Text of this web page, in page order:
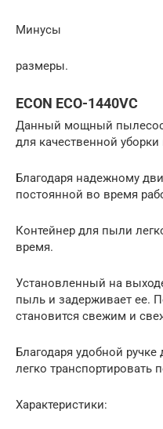
Минусы
размеры.
ECON ECO-1440VC
Данный мощный пылесос
для качественной
Благодаря надежному
постоянной во время
Контейнер для пыли
время.
Установленный на
пыль и задерживает ее.
становится свежим и
Благодаря удобной
легко
Характеристики: